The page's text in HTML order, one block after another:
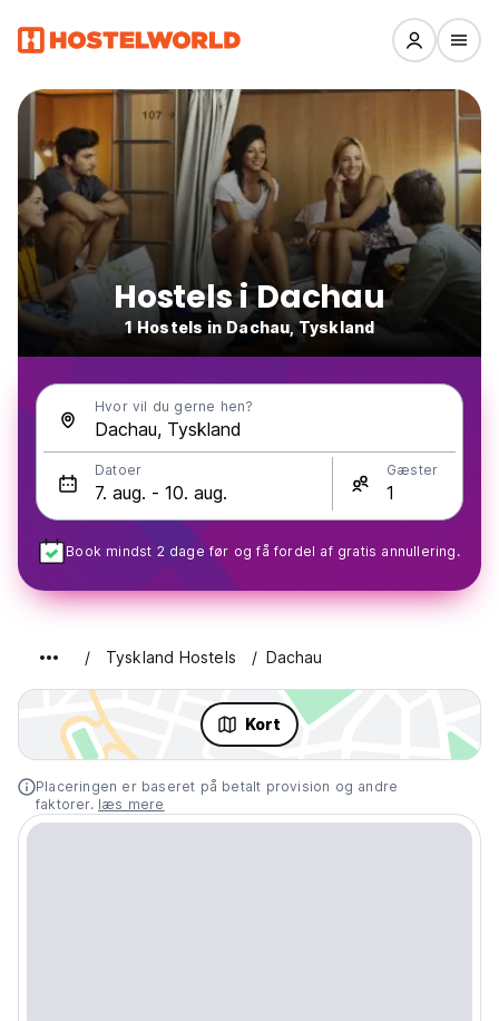
Hostels i Dachau
1 Hostels in Dachau, Tyskland
Hvor vil du gerne hen?
Datoer Gæster
Book mindst 2 dage før og få fordel af gratis annullering.
Tyskland Hostels Dachau
Kort
Placeringen er baseret på betalt provision og andre
faktorer. læs mere